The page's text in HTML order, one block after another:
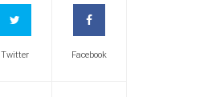
Facebook
Twitter